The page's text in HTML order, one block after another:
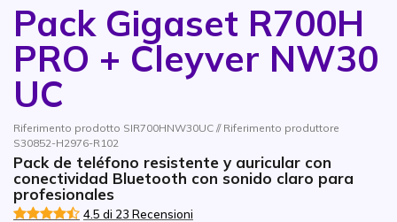
Pack Gigaset R700H
PRO + Cleyver NW30
UC
Riferimento prodotto SIR700HNW30UC // Riferimento produttore
S30852-H2976-R102
Pack de teléfono resistente y auricular con
conectividad Bluetooth con sonido claro para
profesionales
4.5 di 23 Recensioni
Vai all'inizio della galleria di immagini